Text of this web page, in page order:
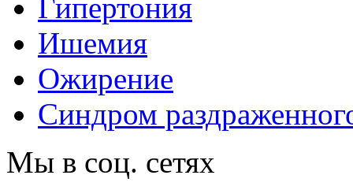
Гипертония
Ишемия
Ожирение
Синдром
Мы в соц. сетях